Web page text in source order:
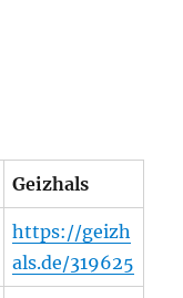
Geizhals
https://geizh
als.de/319625